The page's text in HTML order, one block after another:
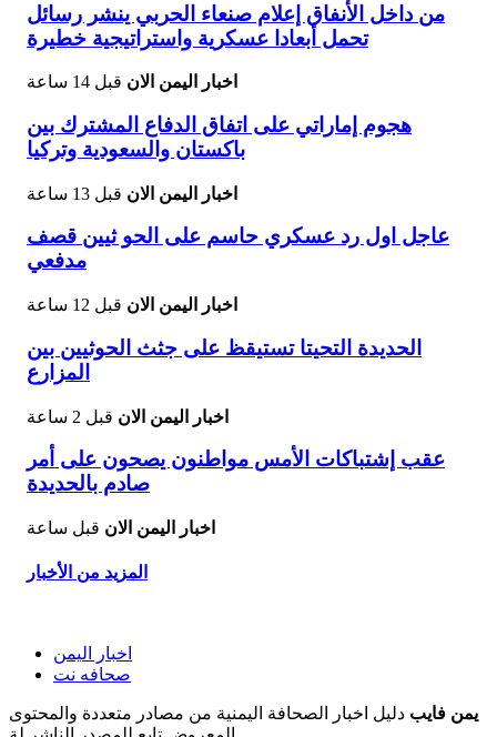
من داخل الأنفاق إعلام صنعاء الحربي ينشر رسائل
تحمل أبعادا عسكرية واستراتيجية خطيرة
اخبار اليمن الان قبل 14 ساعة
هجوم إماراتي على اتفاق الدفاع المشترك بين
باكستان والسعودية وتركيا
اخبار اليمن الان قبل 13 ساعة
عاجل اول رد عسكري حاسم على الحو ثيين قصف
مدفعي
اخبار اليمن الان قبل 12 ساعة
الحديدة التحيتا تستيقظ على جثث الحوثيين بين
المزارع
اخبار اليمن الان قبل 2 ساعة
عقب إشتباكات الأمس مواطنون يصحون على أمر
صادم بالحديدة
اخبار اليمن الان قبل ساعة
المزيد من الأخبار
اخبار اليمن
صحافه نت
يمن فايب دليل اخبار الصحافة اليمنية من مصادر متعددة والمحتوى